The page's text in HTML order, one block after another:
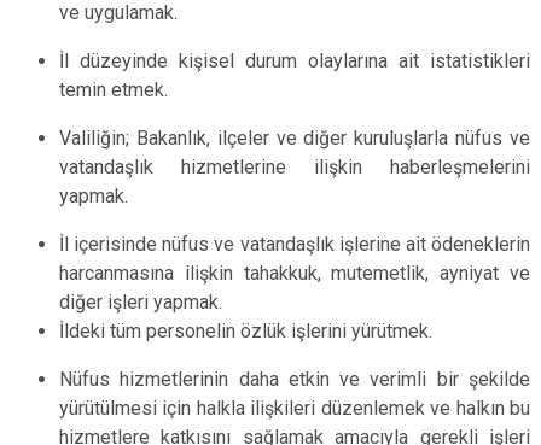
ve uygulamak.
İl düzeyinde kişisel durum olaylarına ait istatistikleri
temin etmek.
Valiliğin; Bakanlık, ilçeler ve diğer kuruluşlarla nüfus ve
vatandaşlık hizmetlerine ilişkin haberleşmelerini
yapmak.
İl içerisinde nüfus ve vatandaşlık işlerine ait ödeneklerin
harcanmasına ilişkin tahakkuk, mutemetlik, ayniyat ve
diğer işleri yapmak.
İldeki tüm personelin özlük işlerini yürütmek.
Nüfus hizmetlerinin daha etkin ve verimli bir şekilde
yürütülmesi için halkla ilişkileri düzenlemek ve halkın bu
hizmetlere katkısını sağlamak amacıyla gerekli işleri